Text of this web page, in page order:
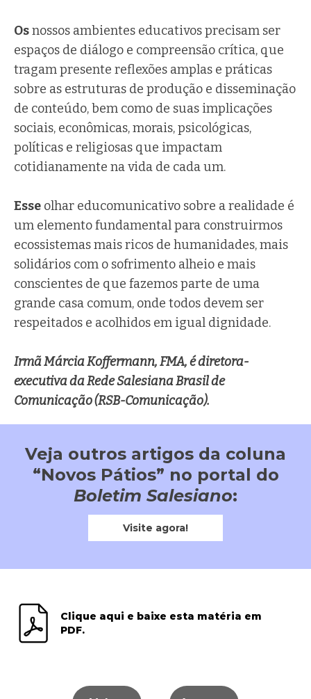
Osnossos ambientes educativos precisam ser
espaços de diálogo e compreensão crítica, que
tragam presente reflexões amplas e práticas
sobre as estruturas de produção e disseminação
de conteúdo, bem como de suas implicações
sociais, econômicas, morais, psicológicas,
políticas e religiosas que impactam
cotidianamente na vida de cada um.
Esse olhar educomunicativo sobre a realidade é
um elemento fundamental para construirmos
ecossistemas mais ricos de humanidades, mais
solidários com o sofrimento alheio e mais
conscientes de que fazemos parte de uma
grande casa comum, onde todos devem ser
respeitados e acolhidos em igual dignidade.
Irmã Márcia Koffermann, FMA, é diretora-
executiva da Rede Salesiana Brasil de
Comunicação (RSB-Comunicação).
Veja outros artigos da coluna
“Novos Pátios” no portal do
Boletim Salesiano:
Visite agora!
Clique aqui e baixe esta matéria em
PDF.